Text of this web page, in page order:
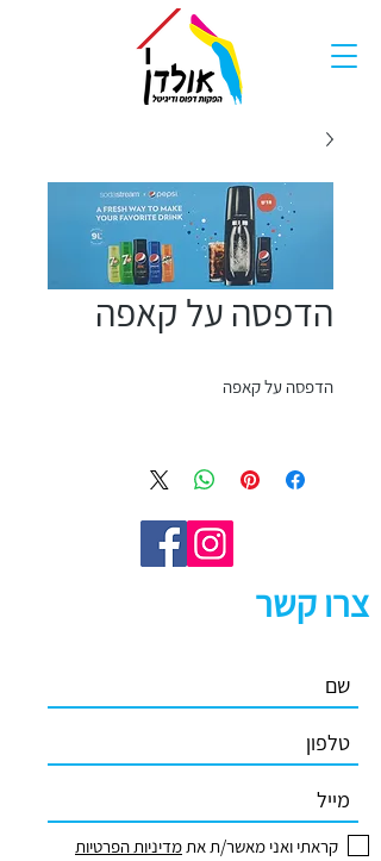
הדפסה על קאפה
הדפסה על קאפה
צרו קשר
קראתי ואני מאשר/ת את מדיניות הפרטיות